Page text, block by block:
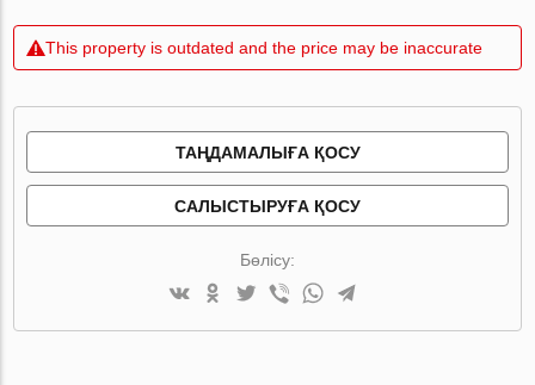
This property is outdated and the price may be inaccurate
ТАҢДАМАЛЫҒА ҚОСУ
САЛЫСТЫРУҒА ҚОСУ
Бөлісу: